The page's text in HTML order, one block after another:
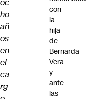
ho
añ
os
en
el
ca
rg
con
la
hija
de
Bernarda
Vera
y
ante
las